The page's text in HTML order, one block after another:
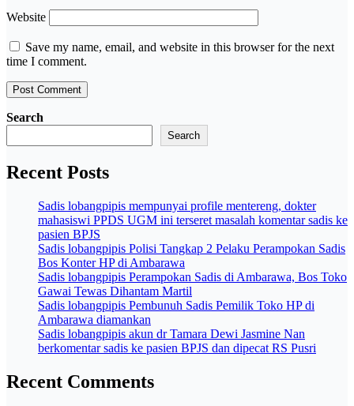
Website
Save my name, email, and website in this browser for the next
time I comment.
Search
Search
Recent Posts
Sadis lobangpipis mempunyai profile mentereng, dokter
mahasiswi PPDS UGM ini terseret masalah komentar sadis ke
pasien BPJS
Sadis lobangpipis Polisi Tangkap 2 Pelaku Perampokan Sadis
Bos Konter HP di Ambarawa
Sadis lobangpipis Perampokan Sadis di Ambarawa, Bos Toko
Gawai Tewas Dihantam Martil
Sadis lobangpipis Pembunuh Sadis Pemilik Toko HP di
Ambarawa diamankan
Sadis lobangpipis akun dr Tamara Dewi Jasmine Nan
berkomentar sadis ke pasien BPJS dan dipecat RS Pusri
Recent Comments